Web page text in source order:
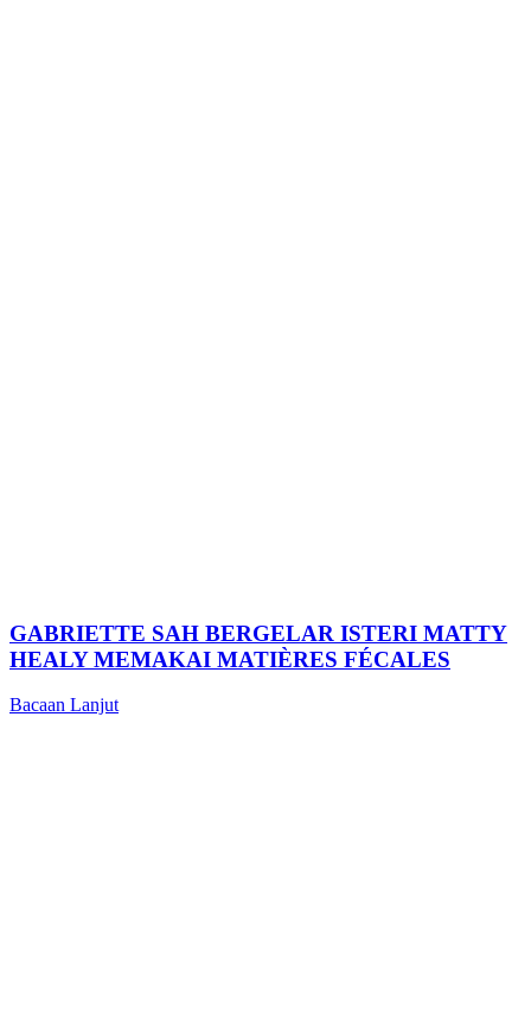
GABRIETTE SAH BERGELAR ISTERI MATTY
HEALY MEMAKAI MATIÈRES FÉCALES
Bacaan Lanjut